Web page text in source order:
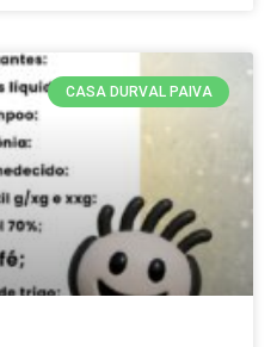
CASA DURVAL PAIVA